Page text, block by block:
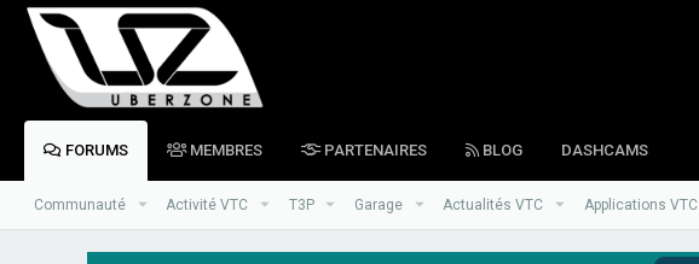
FORUMS MEMBRES PARTENAIRES BLOG DASHCAMS
Communauté Activité VTC T3P Garage Actualités VTC Applications VTC